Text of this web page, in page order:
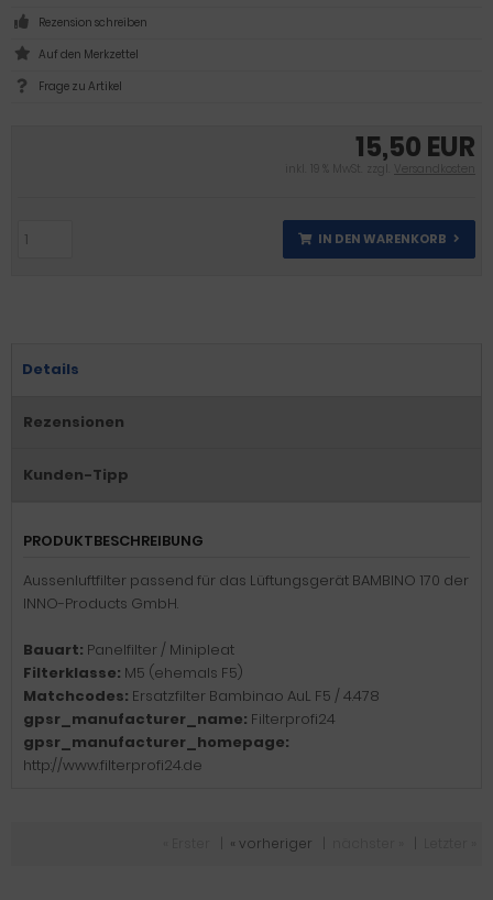
15,50 EUR
inkl. 19 % MwSt. zzgl. Versandkosten
IN DEN WARENKORB
Rezension schreiben
Frage zu Artikel
Details
Rezensionen
Kunden-Tipp
PRODUKTBESCHREIBUNG
Aussenluftfilter passend für das Lüftungsgerät BAMBINO 170 der
INNO-Products GmbH.
Bauart: Panelfilter / Minipleat
Filterklasse: M5 (ehemals F5)
Matchcodes: Ersatzfilter Bambinao AuL F5 / 4.478
gpsr_manufacturer_name: Filterprofi24
gpsr_manufacturer_homepage:
http://www.filterprofi24.de
« vorheriger